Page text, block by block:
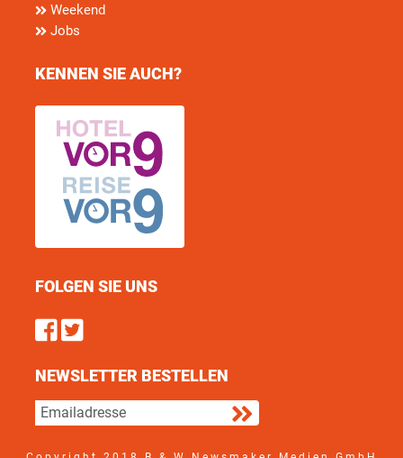
Weekend
Jobs
KENNEN SIE AUCH?
FOLGEN SIE UNS
Find us on Facebook
Follow us on Twitter
NEWSLETTER BESTELLEN